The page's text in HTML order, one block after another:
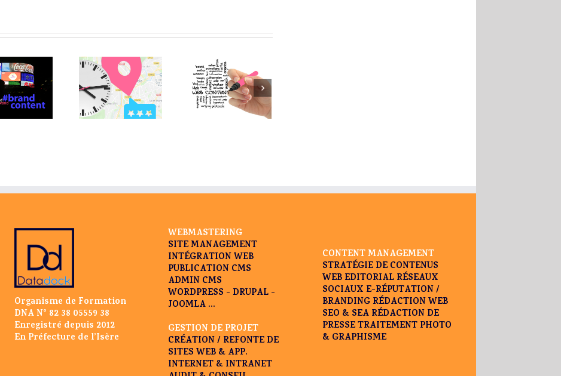
Vos
informations
pratiques :
L’assistance
éditoriale par
Sisternet
Quels
indicateurs
suivre pour
Organisme de Formation
DNA N° 82 38 05559 38
Enregistré depuis 2012
En Préfecture de l’Isère
WEBMASTERING
SITE MANAGEMENT
INTÉGRATION WEB
PUBLICATION CMS
ADMIN CMS
WORDPRESS - DRUPAL -
JOOMLA ...
GESTION DE PROJET
CRÉATION / REFONTE DE
SITES WEB & APP.
INTERNET & INTRANET
CONTENT MANAGEMENT
STRATÉGIE DE CONTENUS
WEB EDITORIAL RÉSEAUX
SOCIAUX E-RÉPUTATION /
BRANDING RÉDACTION WEB
SEO & SEA RÉDACTION DE
PRESSETRAITEMENT PHOTO
& GRAPHISME